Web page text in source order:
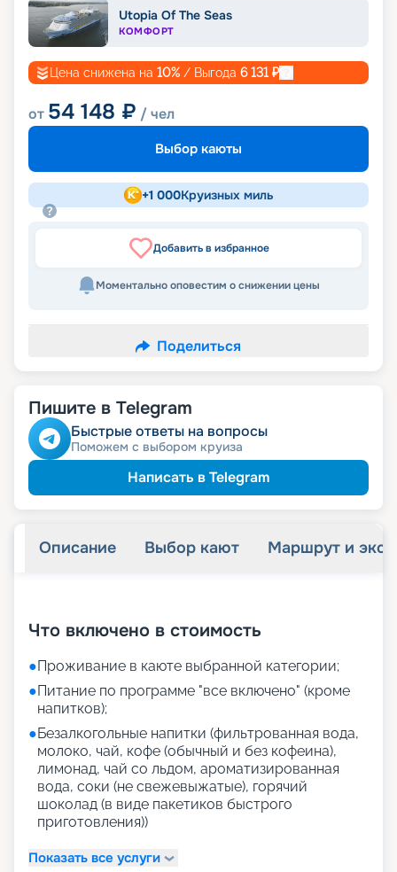
Utopia Of The Seas
КОМФОРТ
Цена снижена на 10% / Выгода 6 131₽
от 54 148 ₽ / чел
Выбор каюты
+1 000Круизных миль
Добавить в избранное
Моментально оповестим о снижении цены
Поделиться
Пишите в Telegram
Быстрые ответы на вопросы
Поможем с выбором круиза
Написать в Telegram
Описание Выбор кают Маршрут и
Что включено в стоимость
●Проживание в каюте выбранной категории;
●Питание по программе "все включено" (кроме
напитков);
●Безалкогольные напитки (фильтрованная вода,
молоко, чай, кофе (обычный и без кофеина),
лимонад, чай со льдом, ароматизированная
вода, соки (не свежевыжатые), горячий
шоколад (в виде пакетиков быстрого
приготовления))
Показать все услуги